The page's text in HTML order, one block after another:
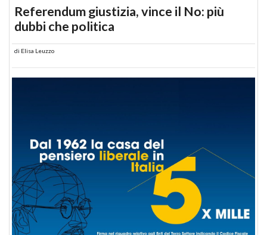
Referendum giustizia, vince il No: più
dubbi che politica
di Elisa Leuzzo